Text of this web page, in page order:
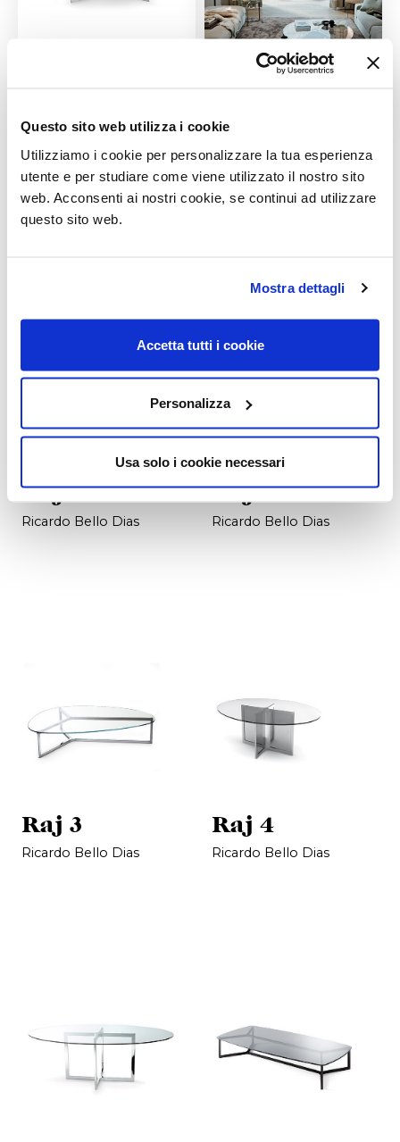
Questo sito web utilizza i cookie
Utilizziamo i cookie per personalizzare la tua esperienza
utente e per studiare come viene utilizzato il nostro sito
web. Acconsenti ai nostri cookie, se continui ad utilizzare
questo sito web.
Mostra dettagli
Accetta tutti i cookie
Personalizza
Usa solo i cookie necessari
Prodotti correlati
Raj
Ricardo Bello Dias
Raj 2
Ricardo Bello Dias
Raj 3
Ricardo Bello Dias
Raj 4
Ricardo Bello Dias